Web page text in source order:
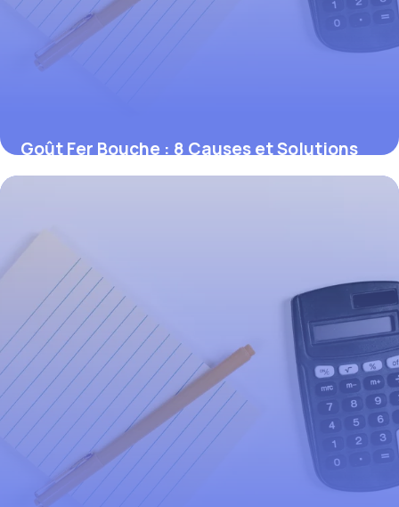
Goût Fer Bouche : 8 Causes et Solutions
Efficaces